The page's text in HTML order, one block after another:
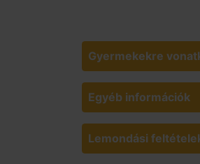
Gyermekekre
Egyéb információk
Lemondási